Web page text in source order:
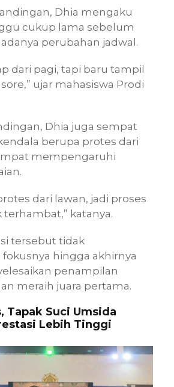
Dhia mengaku
cukup lama sebelum
perubahan jadwal.
dari pagi, tapi baru tampil
ujar mahasiswa Prodi
Dhia juga sempat
berupa protes dari
mempengaruhi
dari lawan, jadi proses
terhambat,” katanya.
tersebut tidak
hingga akhirnya
penampilan
meraih juara pertama.
Tapak Suci Umsida
Lebih Tinggi